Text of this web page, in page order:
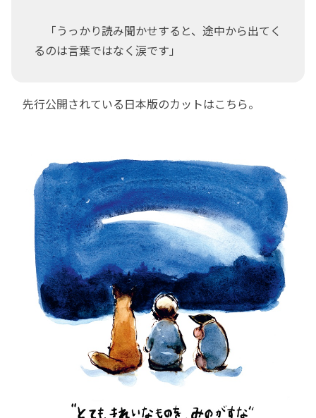
「うっかり読み聞かせすると、途中から出てく
るのは言葉ではなく涙です」
先行公開されている日本版のカットはこちら。